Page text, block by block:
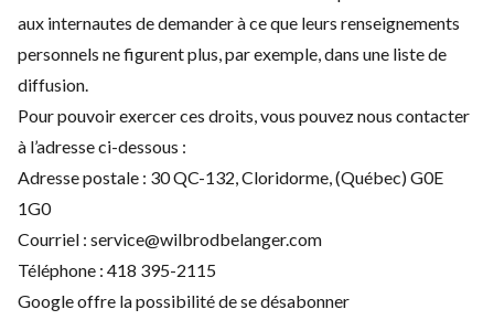
aux internautes de demander à ce que leurs renseignements
personnels ne figurent plus, par exemple, dans une liste de
diffusion.
Pour pouvoir exercer ces droits, vous pouvez nous contacter
à l’adresse ci-dessous :
Adresse postale : 30 QC-132, Cloridorme, (Québec) G0E
1G0
Courriel : service@wilbrodbelanger.com
Téléphone : 418 395-2115
Google offre la possibilité de se désabonner